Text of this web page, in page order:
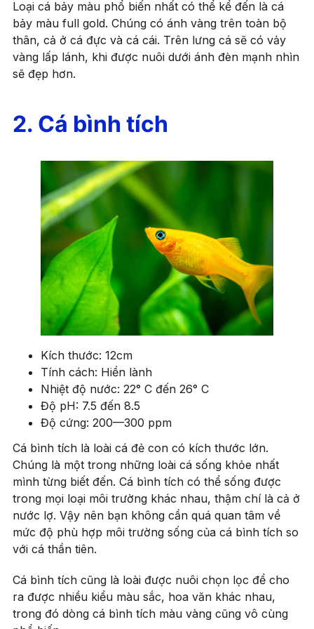
Loại cá bảy màu phổ biến nhất có thể kể đến là cá
bảy màu full gold. Chúng có ánh vàng trên toàn bộ
thân, cả ở cá đực và cá cái. Trên lưng cá sẽ có vảy
vàng lấp lánh, khi được nuôi dưới ánh đèn mạnh nhìn
sẽ đẹp hơn.
2. Cá bình tích
Kích thước: 12cm
Tính cách: Hiền lành
Nhiệt độ nước: 22° C đến 26° C
Độ pH: 7.5 đến 8.5
Độ cứng: 200—300 ppm
Cá bình tích là loài cá đẻ con có kích thước lớn.
Chúng là một trong những loài cá sống khỏe nhất
mình từng biết đến. Cá bình tích có thể sống được
trong mọi loại môi trường khác nhau, thậm chí là cả ở
nước lợ. Vậy nên bạn không cần quá quan tâm về
mức độ phù hợp môi trường sống của cá bình tích so
với cá thần tiên.
Cá bình tích cũng là loài được nuôi chọn lọc để cho
ra được nhiều kiểu màu sắc, hoa văn khác nhau,
trong đó dòng cá bình tích màu vàng cũng vô cùng